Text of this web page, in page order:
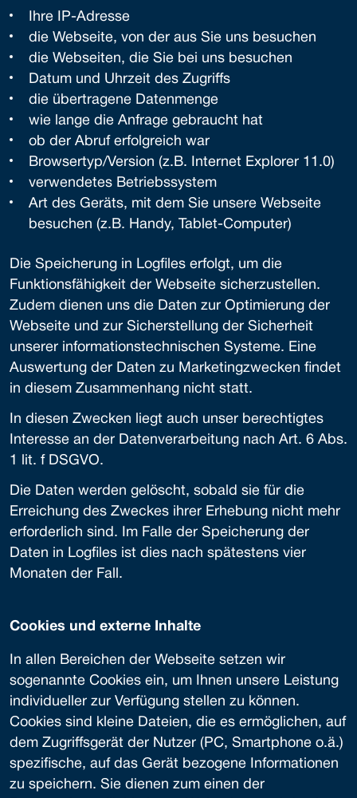
Ihre IP-Adresse
die Webseite, von der aus Sie uns besuchen
die Webseiten, die Sie bei uns besuchen
Datum und Uhrzeit des Zugriffs
die übertragene Datenmenge
wie lange die Anfrage gebraucht hat
ob der Abruf erfolgreich war
Browsertyp/Version (z.B. Internet Explorer 11.0)
verwendetes Betriebssystem
Art des Geräts, mit dem Sie unsere Webseite
besuchen (z.B. Handy, Tablet-Computer)
Die Speicherung in Logfiles erfolgt, um die
Funktionsfähigkeit der Webseite sicherzustellen.
Zudem dienen uns die Daten zur Optimierung der
Webseite und zur Sicherstellung der Sicherheit
unserer informationstechnischen Systeme. Eine
Auswertung der Daten zu Marketingzwecken findet
in diesem Zusammenhang nicht statt.
In diesen Zwecken liegt auch unser berechtigtes
Interesse an der Datenverarbeitung nach Art. 6 Abs.
1 lit. f DSGVO.
Die Daten werden gelöscht, sobald sie für die
Erreichung des Zweckes ihrer Erhebung nicht mehr
erforderlich sind. Im Falle der Speicherung der
Daten in Logfiles ist dies nach spätestens vier
Monaten der Fall.
Cookies und externe Inhalte
In allen Bereichen der Webseite setzen wir
sogenannte Cookies ein, um Ihnen unsere Leistung
individueller zur Verfügung stellen zu können.
Cookies sind kleine Dateien, die es ermöglichen, auf
dem Zugriffsgerät der Nutzer (PC, Smartphone o.ä.)
spezifische, auf das Gerät bezogene Informationen
zu speichern. Sie dienen zum einen der